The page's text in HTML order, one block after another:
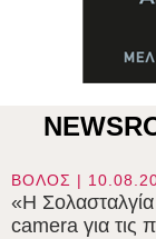
ΒΟΛΟΣ |
«Η
camera για τις